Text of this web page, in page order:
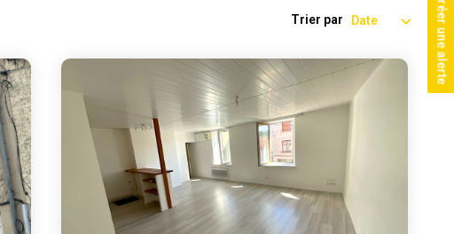
Créer une alerte
Trier par